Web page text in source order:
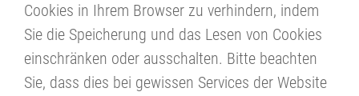
Cookies in Ihrem Browser zu verhindern, indem
Sie die Speicherung und das Lesen von Cookies
einschränken oder ausschalten. Bitte beachten
Sie, dass dies bei gewissen Services der Website